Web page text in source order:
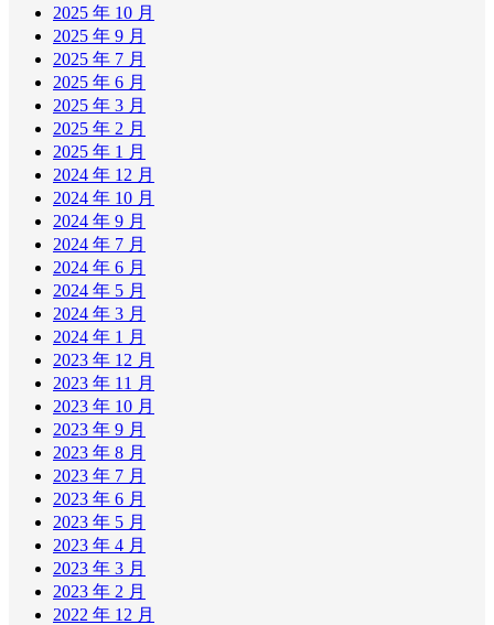
2025 年 10 月
2025 年 9 月
2025 年 7 月
2025 年 6 月
2025 年 3 月
2025 年 2 月
2025 年 1 月
2024 年 12 月
2024 年 10 月
2024 年 9 月
2024 年 7 月
2024 年 6 月
2024 年 5 月
2024 年 3 月
2024 年 1 月
2023 年 12 月
2023 年 11 月
2023 年 10 月
2023 年 9 月
2023 年 8 月
2023 年 7 月
2023 年 6 月
2023 年 5 月
2023 年 4 月
2023 年 3 月
2023 年 2 月
2022 年 12 月